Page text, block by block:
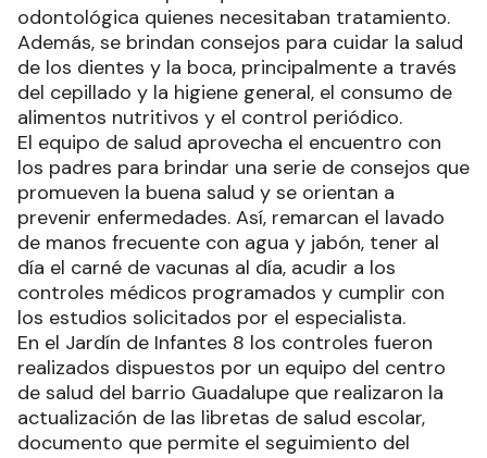
odontológica quienes necesitaban tratamiento.
Además, se brindan consejos para cuidar la salud
de los dientes y la boca, principalmente a través
del cepillado y la higiene general, el consumo de
alimentos nutritivos y el control periódico.
El equipo de salud aprovecha el encuentro con
los padres para brindar una serie de consejos que
promueven la buena salud y se orientan a
prevenir enfermedades. Así, remarcan el lavado
de manos frecuente con agua y jabón, tener al
día el carné de vacunas al día, acudir a los
controles médicos programados y cumplir con
los estudios solicitados por el especialista.
En el Jardín de Infantes 8 los controles fueron
realizados dispuestos por un equipo del centro
de salud del barrio Guadalupe que realizaron la
actualización de las libretas de salud escolar,
documento que permite el seguimiento del